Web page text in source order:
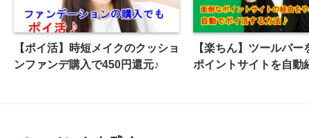
【ポイ活】時短メイクのクッショ
ンファンデ購入で450円還元♪
【楽ちん】ツールバー
ポイントサイトを自動